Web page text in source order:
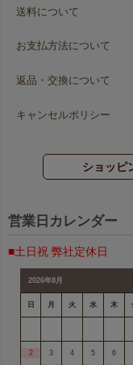
送料について
お支払方法について
返品・交換について
キャンセルポリシー
ショッピ
営業日カレンダー
■土日祝 弊社定休日
2026年8月
日 月 火 水 木
2 3 4 5 6